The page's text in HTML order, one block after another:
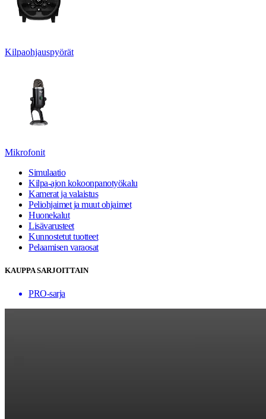
Kilpaohjauspyörät
Mikrofonit
Simulaatio
Kilpa-ajon kokoonpanotyökalu
Kamerat ja valaistus
Peliohjaimet ja muut ohjaimet
Huonekalut
Lisävarusteet
Kunnostetut tuotteet
Pelaamisen varaosat
KAUPPA SARJOITTAIN
PRO-sarja